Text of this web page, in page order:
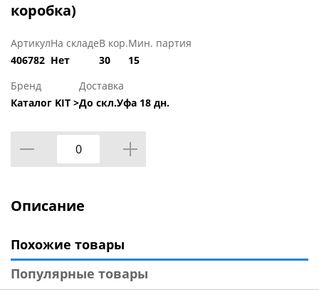
коробка)
Артикул
406782
На складе
Нет
В кор.
30
Мин. партия
15
Бренд
Каталог KIT >
Доставка
До скл.Уфа 18 дн.
Описание
Похожие товары
Популярные товары